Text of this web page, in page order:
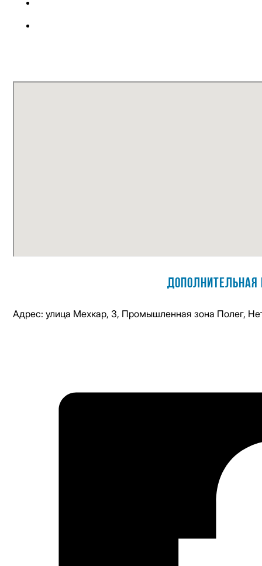
Адрес: улица Мехкар, 3, Промышленная зона Полег,